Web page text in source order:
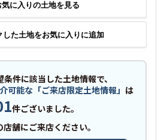
気に入りの土地を見る
した土地をお気に入りに追加
件に該当した土地情報で、
可能な「ご来店限定土地情報」 は
件ございました。
店舗にご来店ください。